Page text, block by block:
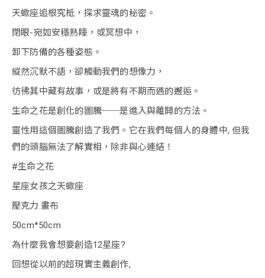
天蠍座追根究柢，探求靈魂的秘密。
閉眼-宛如安穩熟睡，或冥想中，
卸下防備的各種姿態。
縱然沉默不語，卻觸動我們的想像力，
彷彿其中藏有故事，或是將有不期而遇的邂逅。
生命之花是創化的圖騰──是進入與離開的方法。
靈性用這個圖騰創造了我們。它在我們每個人的身體中, 但我
們的頭腦無法了解實相，除非與心連結！
#生命之花
星座女孩之天蠍座
壓克力.畫布
50cm*50cm
為什麼我會想要創造12星座?
回想從以前的超現實主義創作,